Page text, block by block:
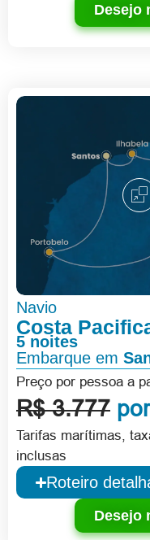
Desejo
Navio
Costa
5 noites
Embarque em
Preço por pessoa a
R$ 3.777
Tarifas marítimas,
inclusas
Roteiro
Desejo